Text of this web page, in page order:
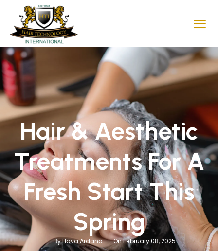
Hair & Aesthetic
Treatments For A
Fresh Start This
Spring
By Hava Ardana On February 08, 2025